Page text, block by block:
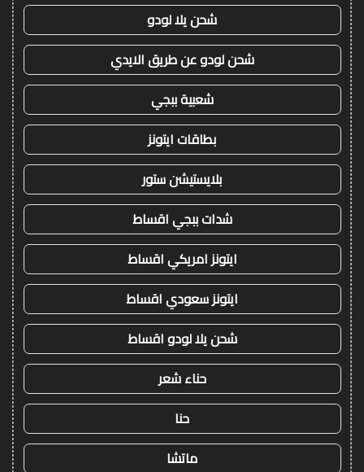
شحن يلا لودو
شحن لودو عن طريق الايدي
شعبية ببجي
بطاقات ايتونز
بلايستيشن ستور
شدات ببجي اقساط
ايتونز امريكي اقساط
ايتونز سعودي اقساط
شحن يلا لودو اقساط
حناء شعر
حنا
ماتشا